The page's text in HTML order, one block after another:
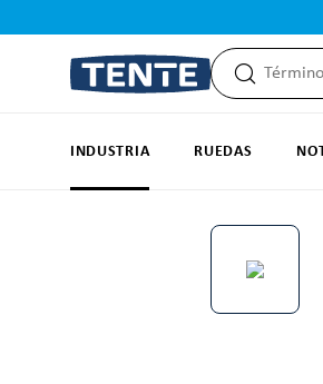
INDUSTRIA RUEDAS
Omitir galería de imágenes